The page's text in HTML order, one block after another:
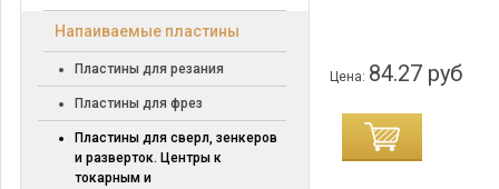
Напаиваемые пластины
Пластины для резания
Пластины для фрез
Пластины для сверл, зенкеров
и разверток. Центры к
токарным и
Цена: 84.27 руб